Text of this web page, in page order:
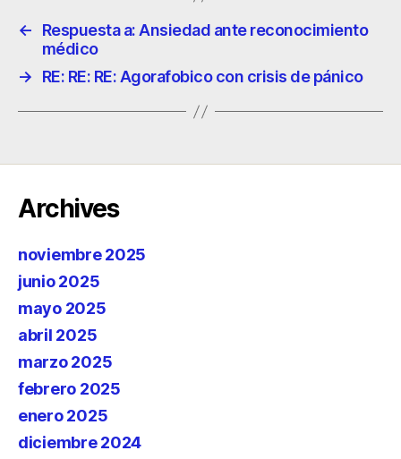
←
Respuesta a: Ansiedad ante reconocimiento
médico
→
RE: RE: RE: Agorafobico con crisis de pánico
Archives
noviembre 2025
junio 2025
mayo 2025
abril 2025
marzo 2025
febrero 2025
enero 2025
diciembre 2024